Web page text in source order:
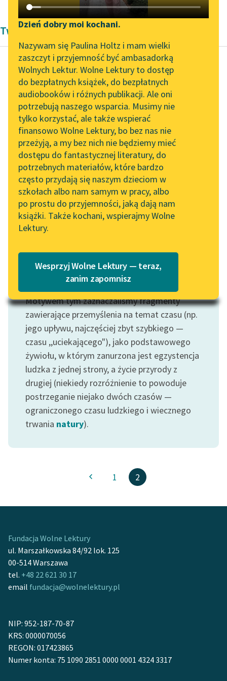
Katalog DAISY
Podkasty o książkach
Zgłoś brak utworu
Aktualności
„Prokurator Alicja Horn”
do słuchania
Byliśmy częścią AI Impact
Lab
Zapraszamy na spotkanie
online z tłumaczkami
literatury skandynawskiej
Spotkanie z Katarzyną
Tunkiel w Oslo
102. lata temu zmarł
Joseph Conrad
Lektury szkolne i klasyka
literatury do słuchania dla
uczennic i uczniów z
niepełnosprawnościami
E-kolekcja lektur
szkolnych i literatury do
słuchania dla uczennic i
uczniów z
niepełnosprawnościami
Feministyczne inspiracje.
Popularyzacja
skandynawskiej literatury
do domeny publicznej,
Odkurzamy bohaterów
Narzędzia
Mapa Wolnych Lektur
Leśmianator
Przewodnik dla piszących i
czytających
API
OAI-PMH
Widget Wolnych Lektur
Przypisy
Katalog w formacie PDF
Kontakt
O projekcie
Zespół
Dzień dobry moi kochani.
Nazywam się Paulina Holtz i mam wielki
zaszczyt i przyjemność być ambasadorką
Wolnych Lektur. Wolne Lektury to dostęp
do bezpłatnych książek, do bezpłatnych
audiobooków i różnych publikacji. Ale oni
potrzebują naszego wsparcia. Musimy nie
tylko korzystać, ale także wspierać
finansowo Wolne Lektury, bo bez nas nie
przeżyją, a my bez nich nie będziemy mieć
dostępu do fantastycznej literatury, do
potrzebnych materiałów, które bardzo
często przydają się naszym dzieciom w
szkołach albo nam samym w pracy, albo
po prostu do przyjemności, jaką dają nam
książki. Także kochani, wspierajmy Wolne
Lektury.
Wesprzyj Wolne Lektury — teraz,
zanim zapomnisz
Twórczość Marcela Prousta
Marcel Proust
W stronę Swanna
Te nierealne, stałe,
zawsze jednakie
obrazy wypełniające mi
noce i dnie,
różnicowały tę epokę
mojego...
Czytaj więcej
Motyw: Czas
Motywem tym zaznaczaliśmy fragmenty
zawierające przemyślenia na temat czasu (np.
jego upływu, najczęściej zbyt szybkiego —
czasu ,,uciekającego"), jako podstawowego
żywiołu, w którym zanurzona jest egzystencja
ludzka z jednej strony, a życie przyrody z
drugiej (niekiedy rozróżnienie to powoduje
postrzeganie niejako dwóch czasów —
ograniczonego czasu ludzkiego i wiecznego
trwania natury).
1 2
Fundacja Wolne Lektury
ul. Marszałkowska 84/92 lok. 125
00-514 Warszawa
tel. +48 22 621 30 17
email fundacja@wolnelektury.pl
NIP: 952-187-70-87
KRS: 0000070056
REGON: 017423865
Numer konta: 75 1090 2851 0000 0001 4324 3317